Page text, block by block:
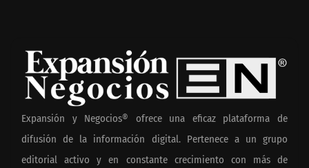
Expansión y Negocios® ofrece una eficaz plataforma de
difusión de la información digital. Pertenece a un grupo
editorial activo y en constante crecimiento con más de